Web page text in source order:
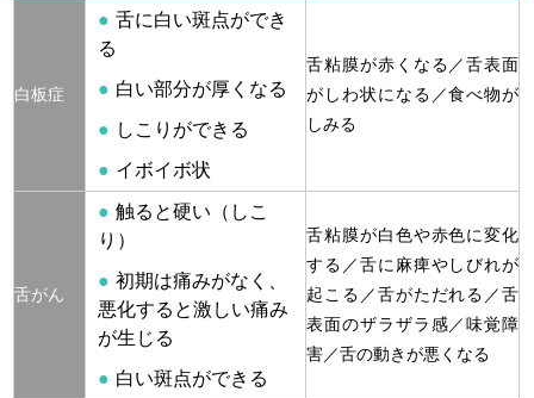
白板症
舌に白い斑点ができ
る
白い部分が厚くなる
しこりができる
イボイボ状
舌粘膜が赤くなる／舌表面
がしわ状になる／食べ物が
しみる
舌がん
触ると硬い（しこ
り）
初期は痛みがなく、
悪化すると激しい痛み
が生じる
白い斑点ができる
舌粘膜が白色や赤色に変化
する／舌に麻痺やしびれが
起こる／舌がただれる／舌
表面のザラザラ感／味覚障
害／舌の動きが悪くなる